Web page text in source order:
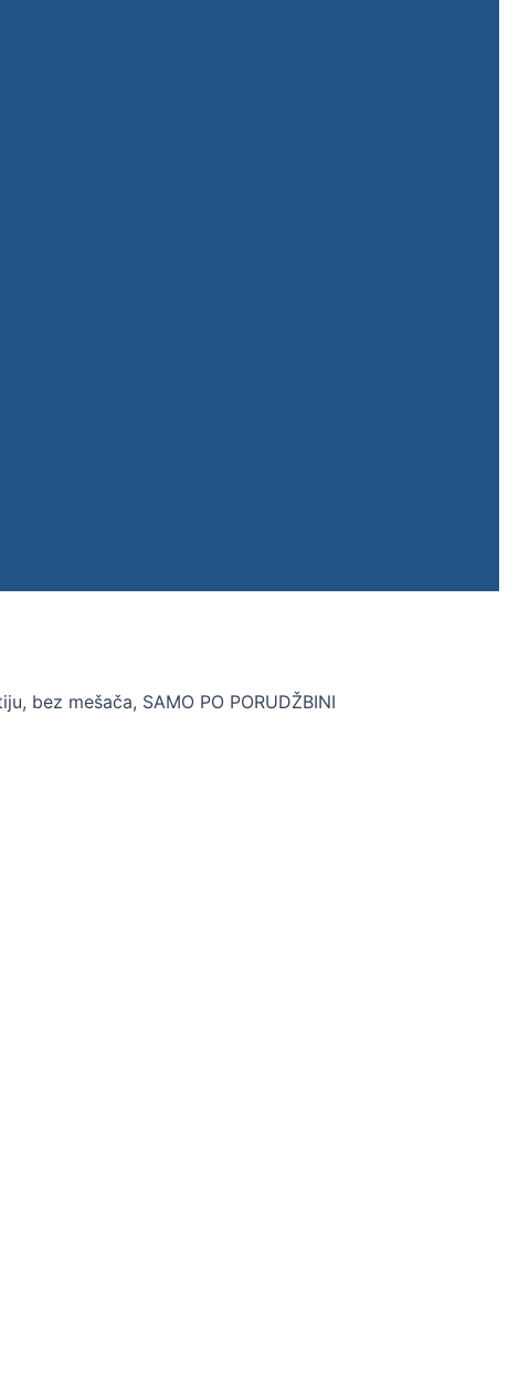
bez mešača, SAMO PO PORUDŽBINI